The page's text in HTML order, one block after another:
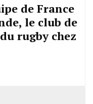
de France
le club de
rugby chez